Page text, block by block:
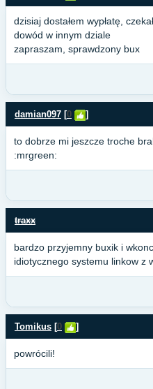
dzisiaj dostałem wypłatę,
dowód w innym dziale
zapraszam, sprawdzony bux
damian097 [0 ]
to dobrze mi jeszcze troche
:mrgreen:
traxx
bardzo przyjemny buxik i
idiotycznego systemu linkow z
Tomikus [0 ]
powrócili!